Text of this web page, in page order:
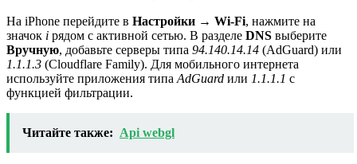
На iPhone перейдите в Настройки → Wi-Fi, нажмите на
значок i рядом с активной сетью. В разделе DNS выберите
Вручную, добавьте серверы типа 94.140.14.14 (AdGuard) или
1.1.1.3 (Cloudflare Family). Для мобильного интернета
используйте приложения типа AdGuard или 1.1.1.1 с
функцией фильтрации.
Читайте также: Api webgl